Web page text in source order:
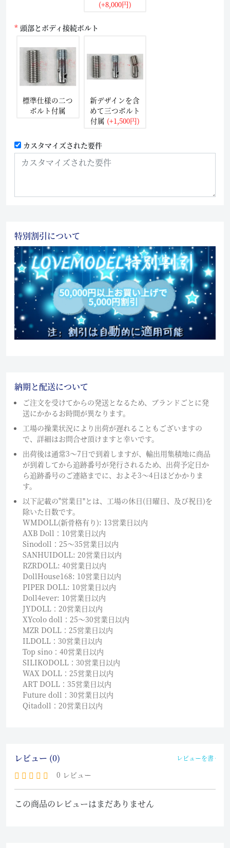
(+8,000円)
頭部とボディ接続ボルト
標準仕様の二つ
ボルト付属
新デザインを含
めて三つボルト
付属 (+1,500円)
カスタマイズされた要件
特別割引について
納期と配送について
ご注文を受けてからの発送となるため、ブランドごとに発
送にかかるお時間が異なります。
工場の操業状況により出荷が遅れることもございますの
で、詳細はお問合せ頂けますと幸いです。
出荷後は通常3～7日で到着しますが、輸出用集積地に商品
が到着してから追跡番号が発行されるため、出荷予定日か
ら追跡番号のご連絡までに、およそ3〜4日ほどかかりま
す。
以下記載の"営業日"とは、工場の休日(日曜日、及び祝日)を
除いた日数です。
WMDOLL(新骨格有り): 13営業日以内
AXB Doll：10営業日以内
Sinodoll：25〜35営業日以内
SANHUIDOLL: 20営業日以内
RZRDOLL: 40営業日以内
DollHouse168: 10営業日以内
PIPER DOLL: 10営業日以内
Doll4ever: 10営業日以内
JYDOLL：20営業日以内
XYcolo doll：25〜30営業日以内
MZR DOLL：25営業日以内
ILDOLL：30営業日以内
Top sino：40営業日以内
SILIKODOLL：30営業日以内
WAX DOLL：25営業日以内
ART DOLL：35営業日以内
Future doll：30営業日以内
Qitadoll：20営業日以内
レビュー (0) レビューを書く
0 レビュー
この商品のレビューはまだありません